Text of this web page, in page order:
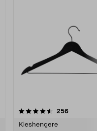
256
Kleshengere
4.5av 5 stjerner